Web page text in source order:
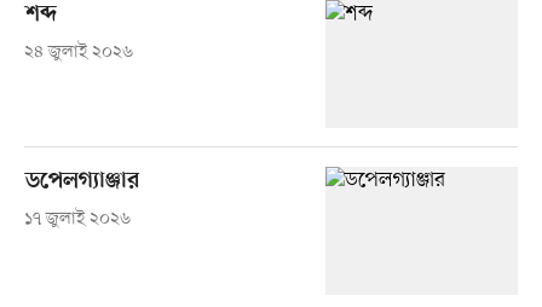
শব্দ
২৪ জুলাই ২০২৬
ডপেলগ্যাঞ্জার
১৭ জুলাই ২০২৬